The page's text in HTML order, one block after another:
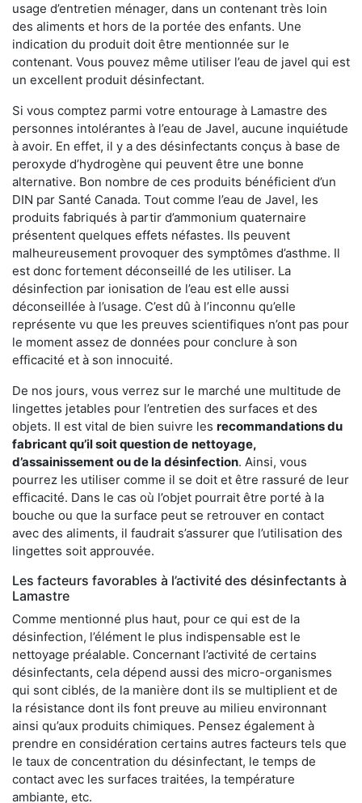
usage d’entretien ménager, dans un contenant très loin
des aliments et hors de la portée des enfants. Une
indication du produit doit être mentionnée sur le
contenant. Vous pouvez même utiliser l’eau de javel qui est
un excellent produit désinfectant.
Si vous comptez parmi votre entourage à Lamastre des
personnes intolérantes à l’eau de Javel, aucune inquiétude
à avoir. En effet, il y a des désinfectants conçus à base de
peroxyde d’hydrogène qui peuvent être une bonne
alternative. Bon nombre de ces produits bénéficient d’un
DIN par Santé Canada. Tout comme l’eau de Javel, les
produits fabriqués à partir d’ammonium quaternaire
présentent quelques effets néfastes. Ils peuvent
malheureusement provoquer des symptômes d’asthme. Il
est donc fortement déconseillé de les utiliser. La
désinfection par ionisation de l’eau est elle aussi
déconseillée à l’usage. C’est dû à l’inconnu qu’elle
représente vu que les preuves scientifiques n’ont pas pour
le moment assez de données pour conclure à son
efficacité et à son innocuité.
De nos jours, vous verrez sur le marché une multitude de
lingettes jetables pour l’entretien des surfaces et des
objets. Il est vital de bien suivre les recommandations du
fabricant qu’il soit question de nettoyage,
d’assainissement ou de la désinfection. Ainsi, vous
pourrez les utiliser comme il se doit et être rassuré de leur
efficacité. Dans le cas où l’objet pourrait être porté à la
bouche ou que la surface peut se retrouver en contact
avec des aliments, il faudrait s’assurer que l’utilisation des
lingettes soit approuvée.
Les facteurs favorables à l’activité des désinfectants à
Lamastre
Comme mentionné plus haut, pour ce qui est de la
désinfection, l’élément le plus indispensable est le
nettoyage préalable. Concernant l’activité de certains
désinfectants, cela dépend aussi des micro-organismes
qui sont ciblés, de la manière dont ils se multiplient et de
la résistance dont ils font preuve au milieu environnant
ainsi qu’aux produits chimiques. Pensez également à
prendre en considération certains autres facteurs tels que
le taux de concentration du désinfectant, le temps de
contact avec les surfaces traitées, la température
ambiante, etc.